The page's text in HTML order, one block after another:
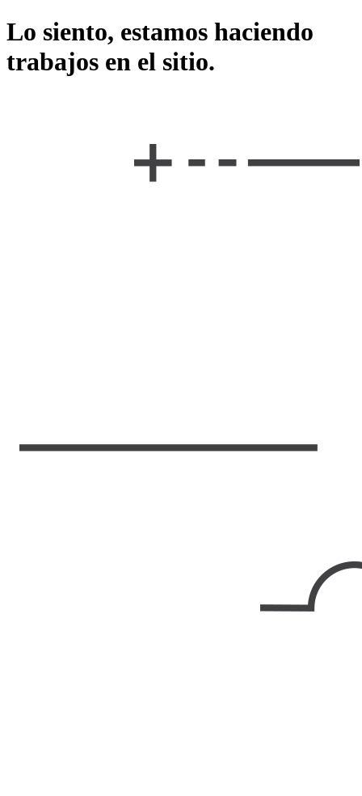
Lo siento, estamos haciendo
trabajos en el sitio.